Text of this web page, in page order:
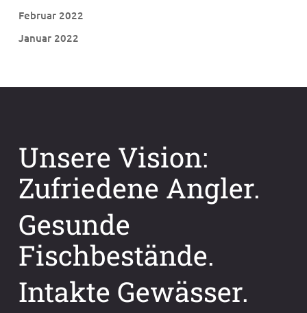
Februar 2022
Januar 2022
Unsere Vision:
Zufriedene Angler.
Gesunde
Fischbestände.
Intakte Gewässer.